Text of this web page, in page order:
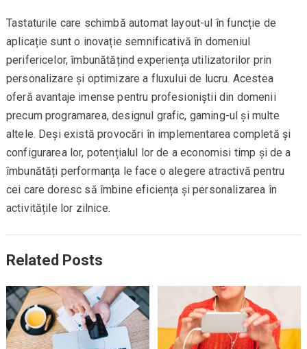
Tastaturile care schimbă automat layout-ul în funcție de
aplicație sunt o inovație semnificativă în domeniul
perifericelor, îmbunătățind experiența utilizatorilor prin
personalizare și optimizare a fluxului de lucru. Acestea
oferă avantaje imense pentru profesioniștii din domenii
precum programarea, designul grafic, gaming-ul și multe
altele. Deși există provocări în implementarea completă și
configurarea lor, potențialul lor de a economisi timp și de a
îmbunătăți performanța le face o alegere atractivă pentru
cei care doresc să îmbine eficiența și personalizarea în
activitățile lor zilnice.
Related Posts